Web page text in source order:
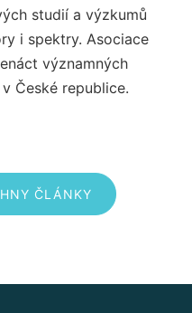
studií a výzkumů
i spektry. Asociace
významných
České republice.
ČLÁNKY